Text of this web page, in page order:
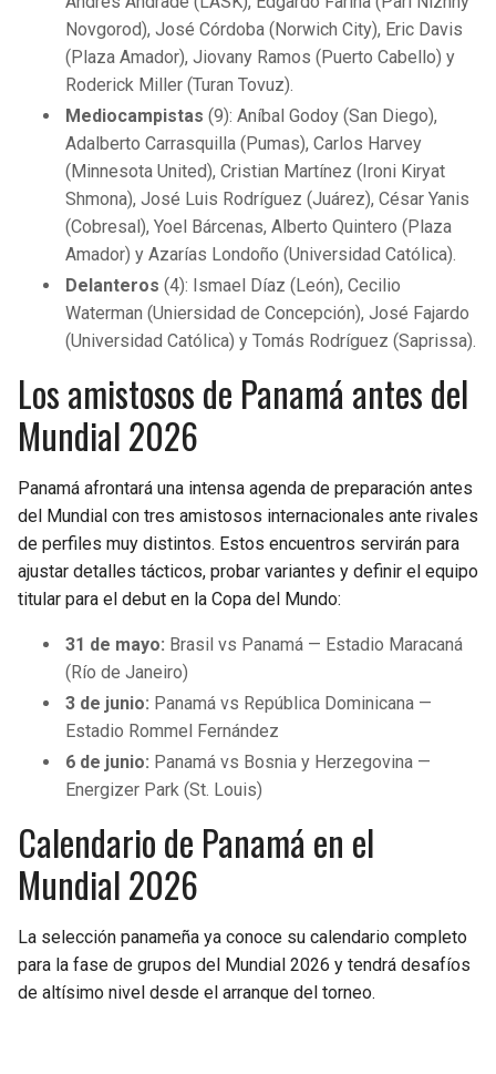
Novgorod), José Córdoba (Norwich City), Eric Davis
(Plaza Amador), Jiovany Ramos (Puerto Cabello) y
Roderick Miller (Turan Tovuz).
Mediocampistas(9): Aníbal Godoy (San Diego),
Adalberto Carrasquilla (Pumas), Carlos Harvey
(Minnesota United), Cristian Martínez (Ironi Kiryat
Shmona), José Luis Rodríguez (Juárez), César Yanis
(Cobresal), Yoel Bárcenas, Alberto Quintero (Plaza
Amador) y Azarías Londoño (Universidad Católica).
Delanteros(4): Ismael Díaz (León), Cecilio
Waterman (Uniersidad de Concepción), José Fajardo
(Universidad Católica) y Tomás Rodríguez (Saprissa).
Los amistosos de Panamá antes del
Mundial 2026
Panamá afrontará una intensa agenda de preparación antes
del Mundial con tres amistosos internacionales ante rivales
de perfiles muy distintos. Estos encuentros servirán para
ajustar detalles tácticos, probar variantes y definir el equipo
titular para el debut en la Copa del Mundo:
31 de mayo: Brasil vs Panamá — Estadio Maracaná
(Río de Janeiro)
3 de junio: Panamá vs República Dominicana —
Estadio Rommel Fernández
6 de junio: Panamá vs Bosnia y Herzegovina —
Energizer Park (St. Louis)
Calendario de Panamá en el
Mundial 2026
La selección panameña ya conoce su calendario completo
para la fase de grupos del Mundial 2026 y tendrá desafíos
de altísimo nivel desde el arranque del torneo.